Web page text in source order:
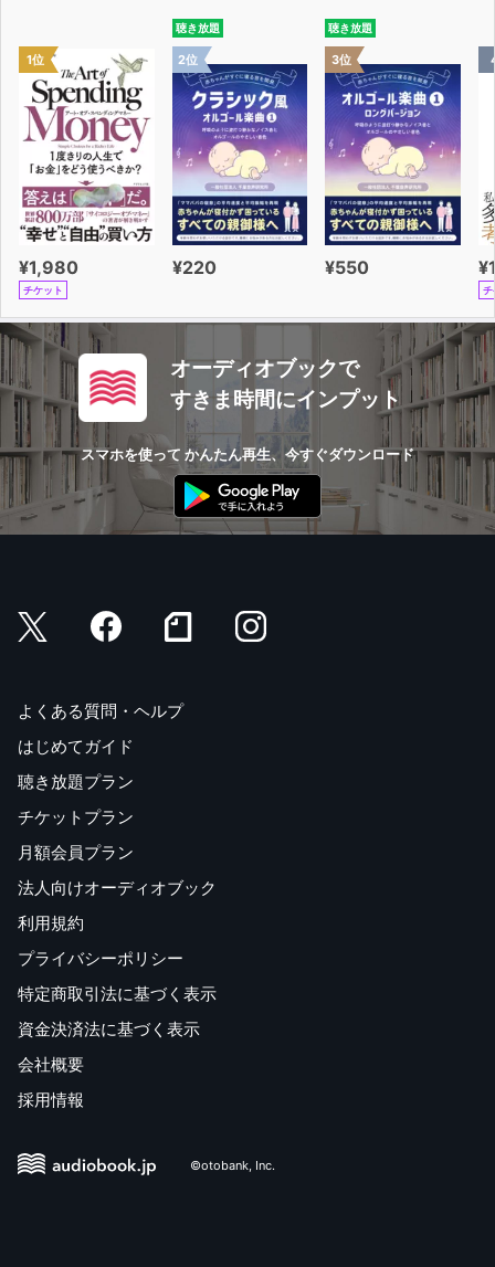
1位
¥1,980
チケット
聴き放題
2位
¥220
聴き放題
3位
¥550
チ
オーディオブックで
すきま時間にインプット
スマホを使って かんたん再生、今すぐダウンロード
よくある質問・ヘルプ
はじめてガイド
聴き放題プラン
チケットプラン
月額会員プラン
法人向けオーディオブック
利用規約
プライバシーポリシー
特定商取引法に基づく表示
資金決済法に基づく表示
会社概要
採用情報
©otobank, Inc.